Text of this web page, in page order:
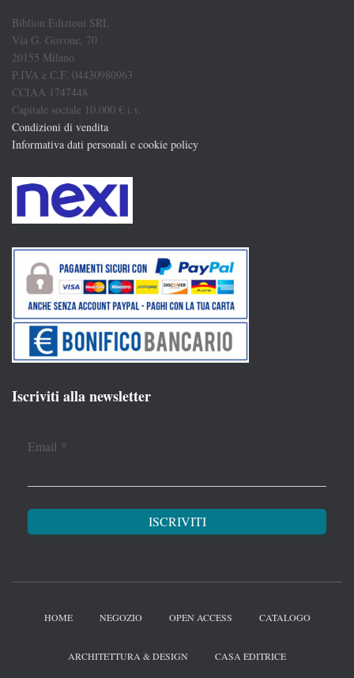
Biblion Edizioni SRL
Via G. Govone, 70
20155 Milano
P.IVA e C.F. 04430980963
CCIAA 1747448
Capitale sociale 10.000 € i.v.
Condizioni di vendita
Informativa dati personali e cookie policy
Iscriviti alla newsletter
Email *
HOME NEGOZIO OPEN ACCESS CATALOGO
ARCHITETTURA & DESIGN CASA EDITRICE